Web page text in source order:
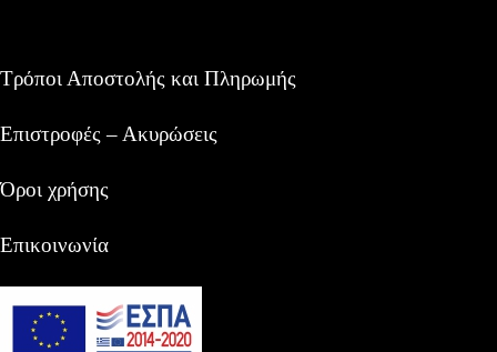
Τρόποι Αποστολής και Πληρωμής
Επιστροφές – Ακυρώσεις
Όροι χρήσης
Επικοινωνία